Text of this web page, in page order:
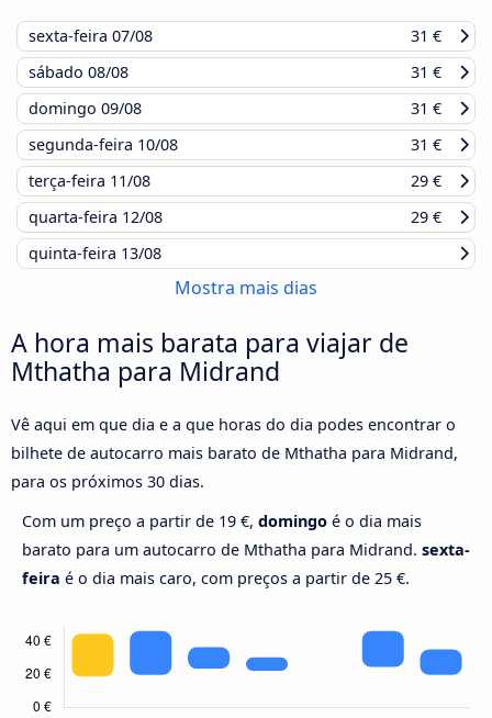
sexta-feira 07/08
31 €
sábado 08/08
31 €
domingo 09/08
31 €
segunda-feira 10/08
31 €
terça-feira 11/08
29 €
quarta-feira 12/08
29 €
quinta-feira 13/08
Mostra mais dias
A hora mais barata para viajar de
Mthatha para Midrand
Vê aqui em que dia e a que horas do dia podes encontrar o
bilhete de autocarro mais barato de Mthatha para Midrand,
para os próximos 30 dias.
Com um preço a partir de 19 €, domingo é o dia mais
barato para um autocarro de Mthatha para Midrand. sexta-
feira é o dia mais caro, com preços a partir de 25 €.